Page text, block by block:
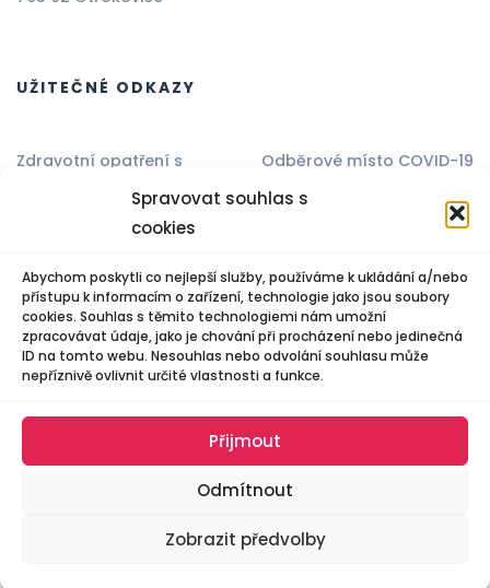
Spravovat souhlas s
cookies
Abychom poskytli co nejlepší služby, používáme k ukládání a/nebo
přístupu k informacím o zařízení, technologie jako jsou soubory
cookies. Souhlas s těmito technologiemi nám umožní
zpracovávat údaje, jako je chování při procházení nebo jedinečná
ID na tomto webu. Nesouhlas nebo odvolání souhlasu může
nepříznivě ovlivnit určité vlastnosti a funkce.
Přijmout
Odmítnout
Zobrazit předvolby
UŽITEČNÉ ODKAZY
Zdravotní opatření s
Odběrové místo COVID-19
služba
služba stomatologie
Nároky na prevenci
Lékárna
Pronájmy
Volná místa
Energetické úspory
Městské polikliniky v
Otrokovicích
Kontakt
Spravovat souhlas
© 2025 Všechna práva vyhrazena. Vytvořil Michael Bíreš